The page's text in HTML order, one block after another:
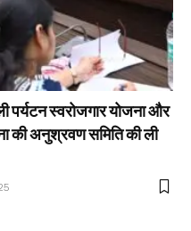
पर्यटन स्वरोजगार योजना और
की अनुश्रवण समिति की ली